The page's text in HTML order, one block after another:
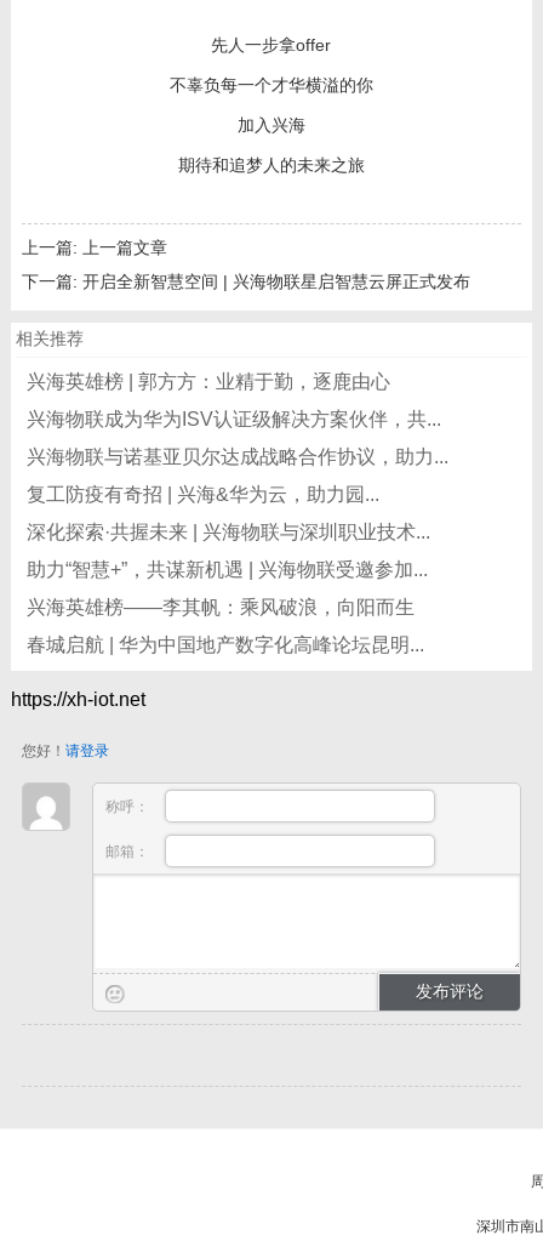
先人一步拿offer
不辜负每一个才华横溢的你
加入兴海
期待和追梦人的未来之旅
上一篇:
上一篇文章
下一篇: 开启全新智慧空间 | 兴海物联星启智慧云屏正式发布
相关推荐
兴海英雄榜 | 郭方方：业精于勤，逐鹿由心
兴海物联成为华为ISV认证级解决方案伙伴，共...
兴海物联与诺基亚贝尔达成战略合作协议，助力...
复工防疫有奇招 | 兴海&华为云，助力园...
深化探索·共握未来 | 兴海物联与深圳职业技术...
助力“智慧+”，共谋新机遇 | 兴海物联受邀参加...
兴海英雄榜——李其帆：乘风破浪，向阳而生
春城启航 | 华为中国地产数字化高峰论坛昆明...
https://xh-iot.net
您好！ 请登录
称呼：
邮箱：
深圳市南